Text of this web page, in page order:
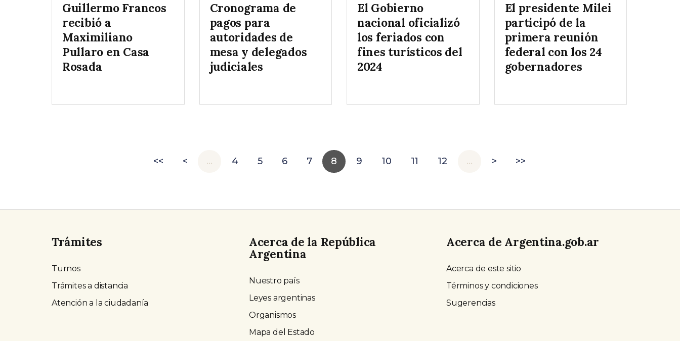
Guillermo Francos
recibió a
Maximiliano
Pullaro en Casa
Rosada
Cronograma de
pagos para
autoridades de
mesa y delegados
judiciales
El Gobierno
nacional oficializó
los feriados con
fines turísticos del
2024
El presidente Milei
participó de la
primera reunión
federal con los 24
gobernadores
<< < … 4 5 6 7 8 9 10 11 12 … > >>
Trámites
Turnos
Trámites a distancia
Atención a la ciudadanía
Acerca de la República
Argentina
Nuestro país
Leyes argentinas
Organismos
Mapa del Estado
Acerca de Argentina.gob.ar
Acerca de este sitio
Términos y condiciones
Sugerencias